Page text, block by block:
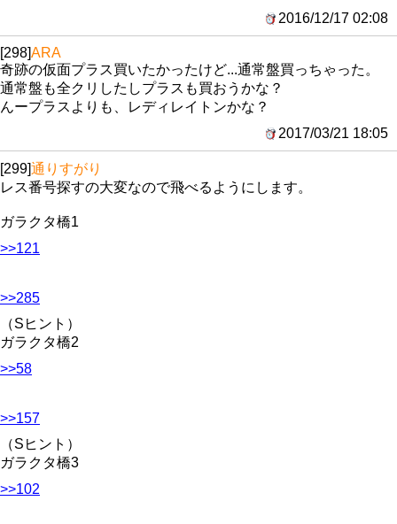
2016/12/17 02:08
[298]ARA
奇跡の仮面プラス買いたかったけど...通常盤買っちゃった。
通常盤も全クリしたしプラスも買おうかな？
んープラスよりも、レディレイトンかな？
2017/03/21 18:05
[299]通りすがり
レス番号探すの大変なので飛べるようにします。
ガラクタ橋1
>>121
>>285
（Sヒント）
ガラクタ橋2
>>58
>>157
（Sヒント）
ガラクタ橋3
>>102